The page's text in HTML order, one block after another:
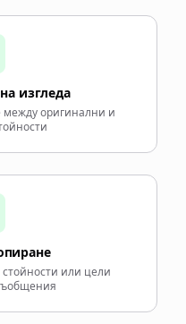
изгледа
между оригинални и
или цели